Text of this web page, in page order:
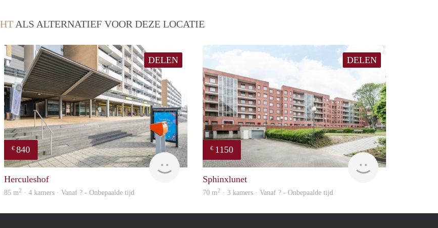
ALS ALTERNATIEF VOOR DEZE LOCATIE
DELEN
€ 840
finder
Herculeshof
85 m2 · 4 kamers · Vanaf ? - Onbepaalde tijd
DELEN
€ 1150
finder
Sphinxlunet
70 m2 · 3 kamers · Vanaf ? - Onbepaalde tijd